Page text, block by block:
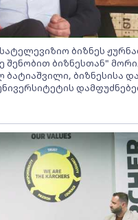
ბიზნეს
შენობით ბიზნესთან"
ბატიაშვილი, ბიზნესისა და